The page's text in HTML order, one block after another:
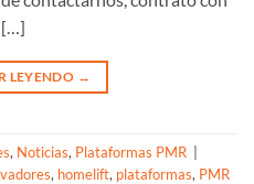
LEYENDO →
, Noticias, Plataformas PMR
, homelift, plataformas, PMR